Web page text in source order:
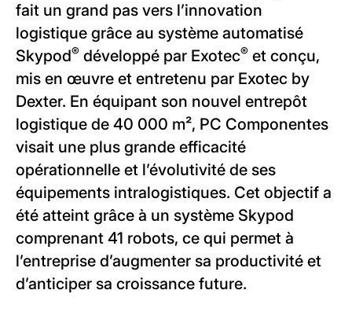
fait un grand pas vers l’innovation
logistique grâce au système automatisé
Skypod® développé par Exotec® et conçu,
mis en œuvre et entretenu par Exotec by
Dexter. En équipant son nouvel entrepôt
logistique de 40 000 m², PC Componentes
visait une plus grande efficacité
opérationnelle et l’évolutivité de ses
équipements intralogistiques. Cet objectif a
été atteint grâce à un système Skypod
comprenant 41 robots, ce qui permet à
l’entreprise d’augmenter sa productivité et
d’anticiper sa croissance future.